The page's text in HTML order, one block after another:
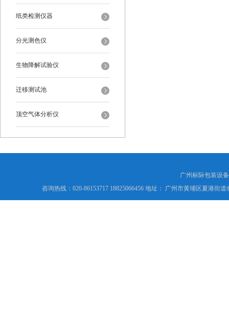
纸类检测仪器
分光测色仪
生物降解试验仪
迁移测试池
顶空气体分析仪
广州标际包装设
咨询热线：020-86153717 18825066456 地址： 广州市黄埔区夏港街